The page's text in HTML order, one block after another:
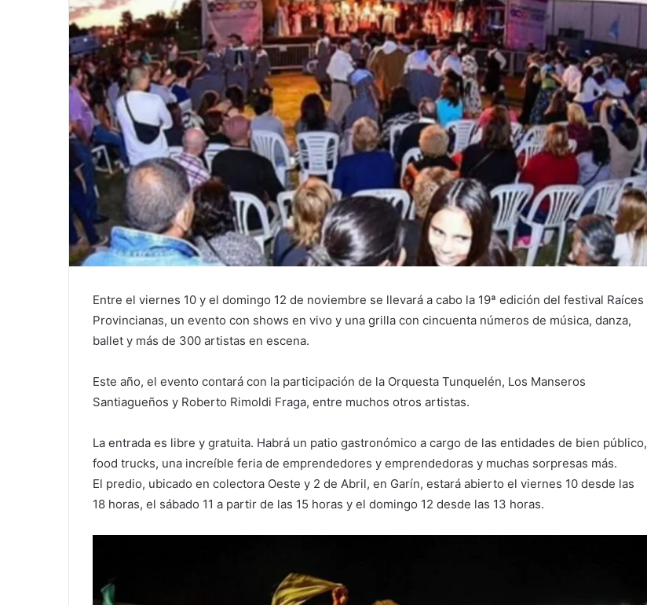
Entre el viernes 10 y el domingo 12 de noviembre se llevará a cabo la 19ª edición del festival Raíces
Provincianas, un evento con shows en vivo y una grilla con cincuenta números de música, danza,
ballet y más de 300 artistas en escena.
Este año, el evento contará con la participación de la Orquesta Tunquelén, Los Manseros
Santiagueños y Roberto Rimoldi Fraga, entre muchos otros artistas.
La entrada es libre y gratuita. Habrá un patio gastronómico a cargo de las entidades de bien público,
food trucks, una increíble feria de emprendedores y emprendedoras y muchas sorpresas más.
El predio, ubicado en colectora Oeste y 2 de Abril, en Garín, estará abierto el viernes 10 desde las
18 horas, el sábado 11 a partir de las 15 horas y el domingo 12 desde las 13 horas.